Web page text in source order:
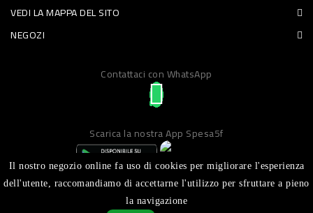
Il nostro negozio online fa uso di cookies per migliorare l'esperienza
dell'utente, raccomandiamo di accettarne l'utilizzo per sfruttare a pieno
la navigazione
PIATTI
PRONTI
ORTOFRUTTA
UOVA
PANIFICI
VEDI LA MAPPA DEL SITO
NEGOZI
Contattaci con WhatsApp
Scarica la nostra App Spesa5f
Realizzato da ICT S.R.L